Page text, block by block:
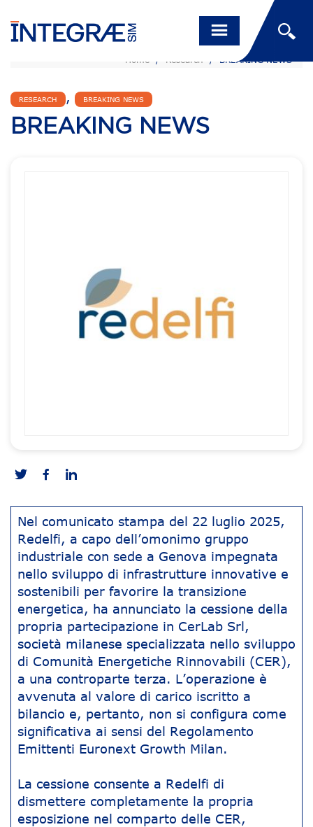
Home / Research / BREAKING NEWS
RESEARCH , BREAKING NEWS
BREAKING NEWS
Nel comunicato stampa del 22 luglio 2025,
Redelfi, a capo dell’omonimo gruppo
industriale con sede a Genova impegnata
nello sviluppo di infrastrutture innovative e
sostenibili per favorire la transizione
energetica, ha annunciato la cessione della
propria partecipazione in CerLab Srl,
società milanese specializzata nello sviluppo
di Comunità Energetiche Rinnovabili (CER),
a una controparte terza. L’operazione è
avvenuta al valore di carico iscritto a
bilancio e, pertanto, non si configura come
significativa ai sensi del Regolamento
Emittenti Euronext Growth Milan.
La cessione consente a Redelfi di
dismettere completamente la propria
esposizione nel comparto delle CER,